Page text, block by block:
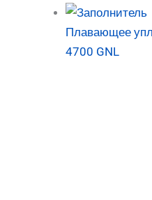
Плавающее
4700 GNL